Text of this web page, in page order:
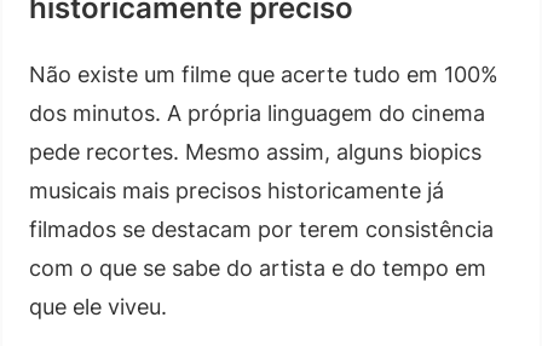
historicamente preciso
Não existe um filme que acerte tudo em 100%
dos minutos. A própria linguagem do cinema
pede recortes. Mesmo assim, alguns biopics
musicais mais precisos historicamente já
filmados se destacam por terem consistência
com o que se sabe do artista e do tempo em
que ele viveu.